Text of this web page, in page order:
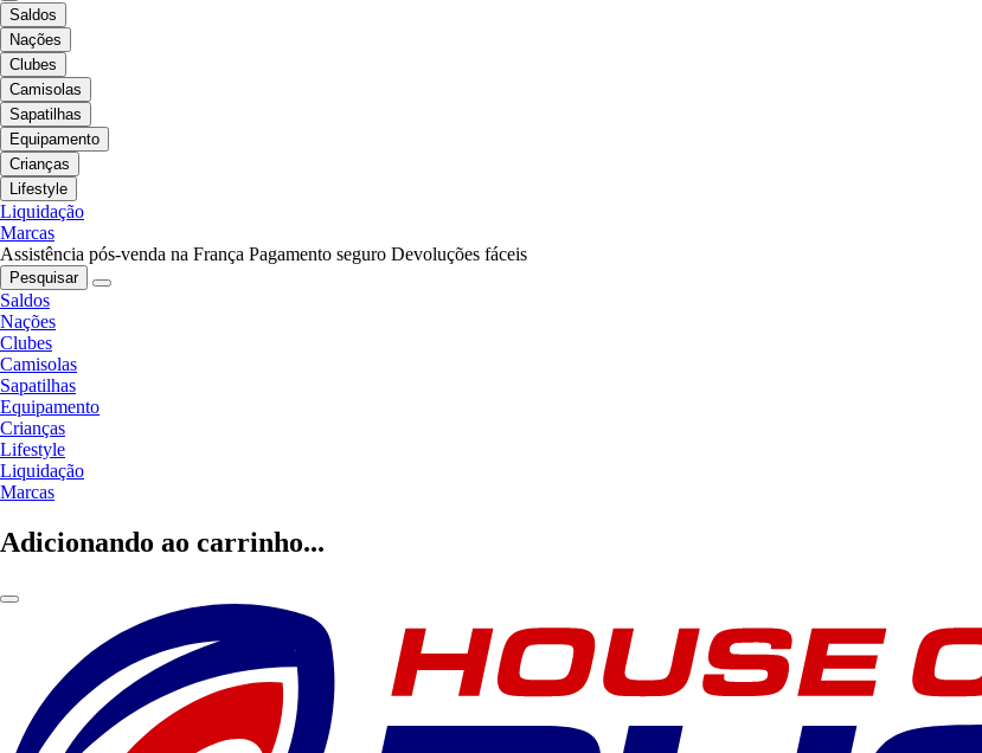
Saldos
Nações
Clubes
Camisolas
Sapatilhas
Equipamento
Crianças
Lifestyle
Liquidação
Marcas
Assistência pós-venda na França Pagamento seguro Devoluções fáceis
Pesquisar
Saldos
Nações
Clubes
Camisolas
Sapatilhas
Equipamento
Crianças
Lifestyle
Liquidação
Marcas
Adicionando ao carrinho...